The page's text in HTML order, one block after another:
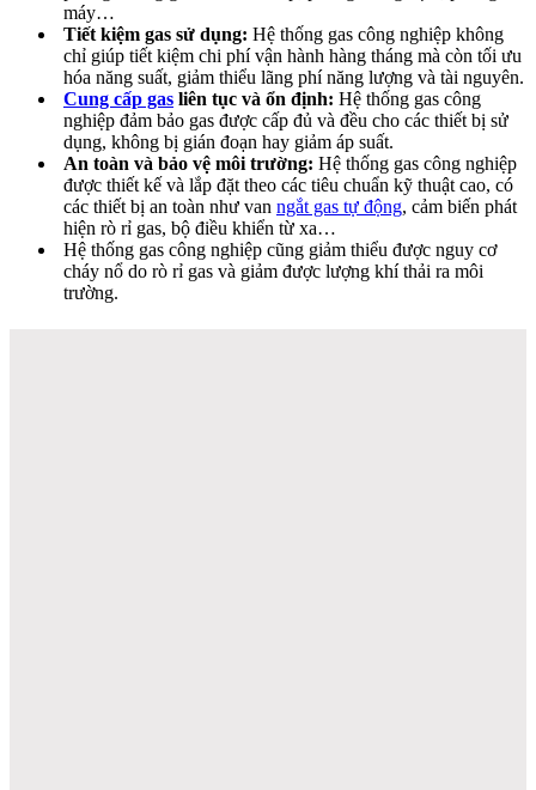
máy…
Tiết kiệm gas sử dụng: Hệ thống gas công nghiệp không
chỉ giúp tiết kiệm chi phí vận hành hàng tháng mà còn tối ưu
hóa năng suất, giảm thiểu lãng phí năng lượng và tài nguyên.
Cung cấp gas liên tục và ổn định: Hệ thống gas công
nghiệp đảm bảo gas được cấp đủ và đều cho các thiết bị sử
dụng, không bị gián đoạn hay giảm áp suất.
An toàn và bảo vệ môi trường: Hệ thống gas công nghiệp
được thiết kế và lắp đặt theo các tiêu chuẩn kỹ thuật cao, có
các thiết bị an toàn như van ngắt gas tự động, cảm biến phát
hiện rò rỉ gas, bộ điều khiển từ xa…
Hệ thống gas công nghiệp cũng giảm thiểu được nguy cơ
cháy nổ do rò rỉ gas và giảm được lượng khí thải ra môi
trường.